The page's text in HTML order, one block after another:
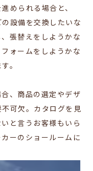
められる場合と、
設備を交換したいな
張替えをしようかな
ォームをしようかな
。
、商品の選定やデザ
可欠。カタログを見
と言うお客様もいら
ーのショールームに